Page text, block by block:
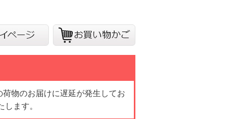
物のお届けに遅延が発生してお
ます。